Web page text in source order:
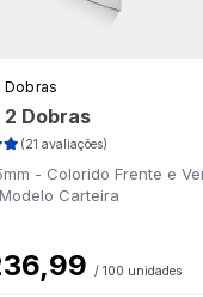
Dobras
2 Dobras
(21 avaliações)
- Colorido Frente e
Carteira
/ 100 unidades